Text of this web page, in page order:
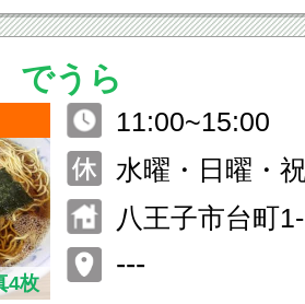
でうら
4枚
11:00~15:00
水曜・日曜・
八王子市台町
---